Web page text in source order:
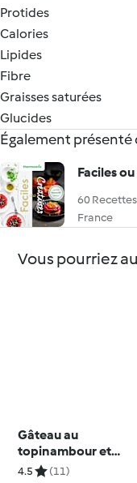
Protides
Calories
Lipides
Fibre
Graisses saturées
Glucides
Également présenté
Faciles
60 Recettes
France
Vous pourriez
Gâteau au
topinambour et
glaçage à la
4.5 (11)